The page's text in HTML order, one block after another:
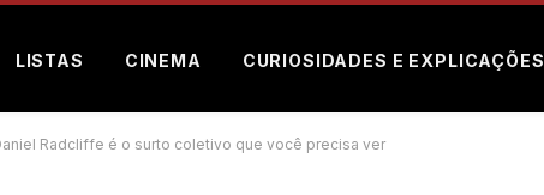
LISTAS CINEMA CURIOSIDADES E EXPLICAÇÕES
Radcliffe é o surto coletivo que você precisa ver